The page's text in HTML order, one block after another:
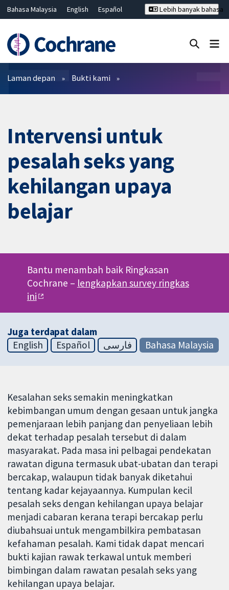
Bahasa Malaysia English
Español
Hrvatski
Deutsch ไทย
繁體中文
简体中文
Lebih banyak bahasa
Penapis
Laman depan Bukti kami
Intervensi untuk
pesalah seks yang
kehilangan upaya
belajar
Bantu menambah baik Ringkasan
Cochrane – lengkapkan survey ringkas
ini
Juga terdapat dalam
English
Español فارسی Bahasa Malaysia
Kesalahan seks semakin meningkatkan
kebimbangan umum dengan gesaan untuk jangka
pemenjaraan lebih panjang dan penyeliaan lebih
dekat terhadap pesalah tersebut di dalam
masyarakat. Pada masa ini pelbagai pendekatan
rawatan diguna termasuk ubat-ubatan dan terapi
bercakap, walaupun tidak banyak diketahui
tentang kadar kejayaannya. Kumpulan kecil
pesalah seks dengan kehilangan upaya belajar
menjadi cabaran kerana terapi bercakap perlu
diubahsuai untuk mengambilkira pembatasan
kefahaman pesalah. Kami tidak dapat mencari
bukti kajian rawak terkawal untuk memberi
bimbingan dalam rawatan pesalah seks yang
kehilangan upaya belajar.